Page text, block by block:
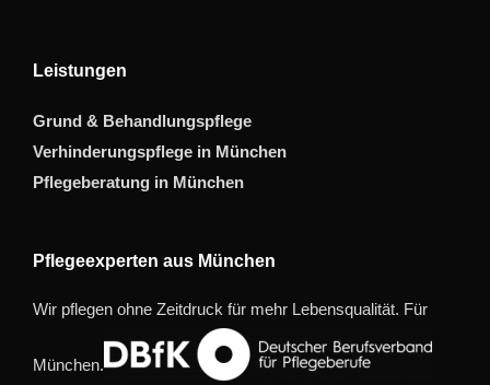
Leistungen
Grund & Behandlungspflege
Verhinderungspflege in München
Pflegeberatung in München
Pflegeexperten aus München
Wir pflegen ohne Zeitdruck für mehr Lebensqualität. Für
München.